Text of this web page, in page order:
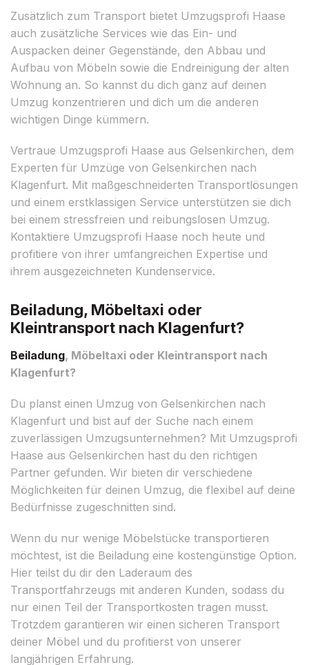
Zusätzlich zum Transport bietet Umzugsprofi Haase
auch zusätzliche Services wie das Ein- und
Auspacken deiner Gegenstände, den Abbau und
Aufbau von Möbeln sowie die Endreinigung der alten
Wohnung an. So kannst du dich ganz auf deinen
Umzug konzentrieren und dich um die anderen
wichtigen Dinge kümmern.
Vertraue Umzugsprofi Haase aus Gelsenkirchen, dem
Experten für Umzüge von Gelsenkirchen nach
Klagenfurt. Mit maßgeschneiderten Transportlösungen
und einem erstklassigen Service unterstützen sie dich
bei einem stressfreien und reibungslosen Umzug.
Kontaktiere Umzugsprofi Haase noch heute und
profitiere von ihrer umfangreichen Expertise und
ihrem ausgezeichneten Kundenservice.
Beiladung, Möbeltaxi oder
Kleintransport nach Klagenfurt?
Beiladung, Möbeltaxi oder Kleintransport nach
Klagenfurt?
Du planst einen Umzug von Gelsenkirchen nach
Klagenfurt und bist auf der Suche nach einem
zuverlässigen Umzugsunternehmen? Mit Umzugsprofi
Haase aus Gelsenkirchen hast du den richtigen
Partner gefunden. Wir bieten dir verschiedene
Möglichkeiten für deinen Umzug, die flexibel auf deine
Bedürfnisse zugeschnitten sind.
Wenn du nur wenige Möbelstücke transportieren
möchtest, ist die Beiladung eine kostengünstige Option.
Hier teilst du dir den Laderaum des
Transportfahrzeugs mit anderen Kunden, sodass du
nur einen Teil der Transportkosten tragen musst.
Trotzdem garantieren wir einen sicheren Transport
deiner Möbel und du profitierst von unserer
langjährigen Erfahrung.